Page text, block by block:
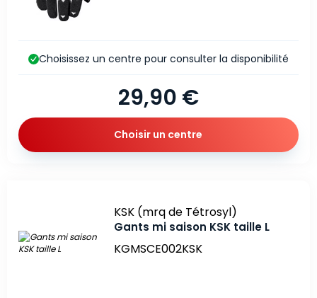
29,90 €
Choisissez un centre pour consulter la disponibilité
Choisir un centre
Marque
KSK (mrq de Tétrosyl)
Gants mi saison KSK taille L
KGMSCE002KSK